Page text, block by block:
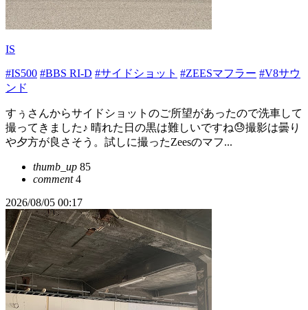
IS
#IS500 #BBS RI-D #サイドショット #ZEESマフラー #V8サウ
ンド
すぅさんからサイドショットのご所望があったので洗車して
撮ってきました♪ 晴れた日の黒は難しいですね😓撮影は曇り
や夕方が良さそう。試しに撮ったZeesのマフ...
thumb_up 85
comment4
2026/08/05 00:17